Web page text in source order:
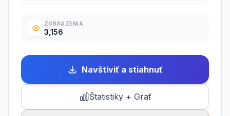
ZOBRAZENIA
3,156
Navštíviť a stiahnuť
Štatistiky + Graf